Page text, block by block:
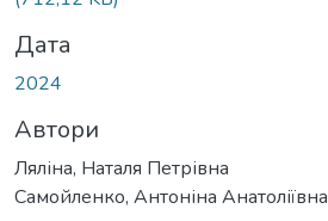
Дата
2024
Автори
Ляліна, Наталя Петрівна
Самойленко, Антоніна Анатоліївна